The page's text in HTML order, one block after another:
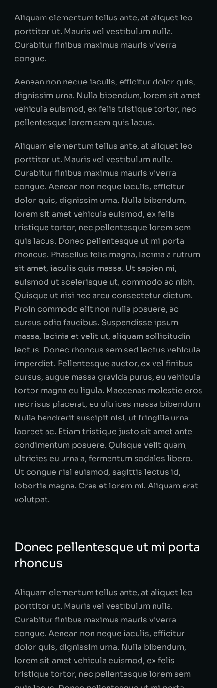
Aliquam elementum tellus ante, at aliquet leo
porttitor ut. Mauris vel vestibulum nulla.
Curabitur finibus maximus mauris viverra
congue.
Aenean non neque iaculis, efficitur dolor quis,
dignissim urna. Nulla bibendum, lorem sit amet
vehicula euismod, ex felis tristique tortor, nec
pellentesque lorem sem quis lacus.
Aliquam elementum tellus ante, at aliquet leo
porttitor ut. Mauris vel vestibulum nulla.
Curabitur finibus maximus mauris viverra
congue. Aenean non neque iaculis, efficitur
dolor quis, dignissim urna. Nulla bibendum,
lorem sit amet vehicula euismod, ex felis
tristique tortor, nec pellentesque lorem sem
quis lacus. Donec pellentesque ut mi porta
rhoncus. Phasellus felis magna, lacinia a rutrum
sit amet, iaculis quis massa. Ut sapien mi,
euismod ut scelerisque ut, commodo ac nibh.
Quisque ut nisi nec arcu consectetur dictum.
Proin commodo elit non nulla posuere, ac
cursus odio faucibus. Suspendisse ipsum
massa, lacinia et velit ut, aliquam sollicitudin
lectus. Donec rhoncus sem sed lectus vehicula
imperdiet. Pellentesque auctor, ex vel finibus
cursus, augue massa gravida purus, eu vehicula
tortor magna eu ligula. Maecenas molestie eros
nec risus placerat, eu ultrices massa bibendum.
Nulla hendrerit suscipit nisi, ut fringilla urna
laoreet ac. Etiam tristique justo sit amet ante
condimentum posuere. Quisque velit quam,
ultricies eu urna a, fermentum sodales libero.
Ut congue nisl euismod, sagittis lectus id,
lobortis magna. Cras et lorem mi. Aliquam erat
volutpat.
Donec pellentesque ut mi porta
rhoncus
Aliquam elementum tellus ante, at aliquet leo
porttitor ut. Mauris vel vestibulum nulla.
Curabitur finibus maximus mauris viverra
congue. Aenean non neque iaculis, efficitur
dolor quis, dignissim urna. Nulla bibendum,
lorem sit amet vehicula euismod, ex felis
tristique tortor, nec pellentesque lorem sem